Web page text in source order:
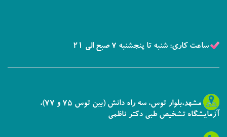
ساعت کاری: شنبه تا پنجشنبه 7 صبح الی 21
مشهد،بلوار توس، سه راه دانش (بین توس 75 و 77)،
آزمایشگاه تشخیص طبی دکتر ناظمی